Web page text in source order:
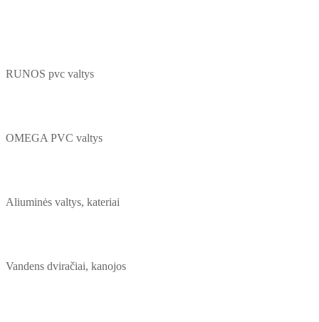
RUNOS pvc valtys
OMEGA PVC valtys
Aliuminės valtys, kateriai
Vandens dviračiai, kanojos